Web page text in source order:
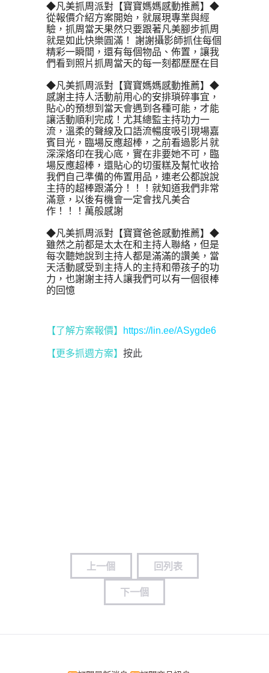
◆凡美抓周派對【寶寶媽媽感動推薦】◆
從報價介紹方案開始，就展現專業與經
驗，抓周當天果然只要跟著凡美腳步抓周
就是如此快樂圓滿！ 謝謝攝影師抓住每個
精彩一瞬間，還有每個物品、佈置，讓我
們看到照片抓周當天的每一刻都歷歷在目
◆凡美抓周派對【寶寶媽媽感動推薦】◆
感謝主持人活動前用心的安排瑣碎事宜，
貼心的預想到當天會遇到各種可能，才能
讓活動順利完成！尤其總監主持功力一
流，溫柔的聲線及口語流暢度吸引現場嘉
賓目光，臨場反應超棒，之前看過影片就
深深烙印在我心底，實在非要她不可，臨
場反應超棒，還貼心的切蛋糕及幫忙收拾
我們自己準備的佈置用品，連老公都說說
主持的超棒跟滿分！！！就知道我們非常
滿意，以後有機會一定會找凡美合
作！！！萬般感謝
◆凡美抓周派對【寶寶爸爸感動推薦】◆
雖然之前都是太太在和主持人聯絡，但是
每次聽她說到主持人都是滿滿的讚美，當
天活動感受到主持人的主持和帶孩子的功
力，也謝謝主持人讓我們可以有一個很棒
的回憶
【了解方案報價】 https://lin.ee/ASygde6
【更多抓週方案】 按此
上一個
回列表
下一個